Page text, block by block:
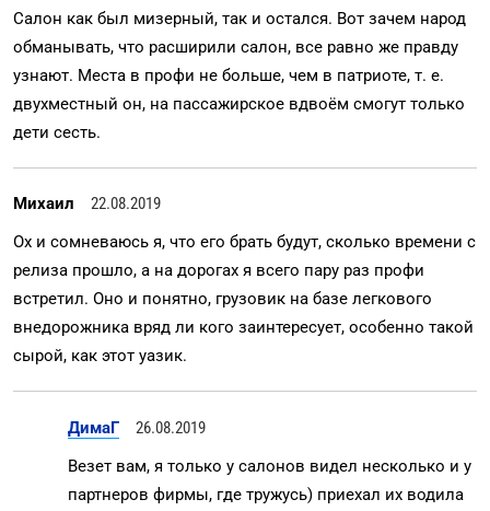
Салон как был мизерный, так и остался. Вот зачем народ
обманывать, что расширили салон, все равно же правду
узнают. Места в профи не больше, чем в патриоте, т. е.
двухместный он, на пассажирское вдвоём смогут только
дети сесть.
Михаил
22.08.2019
Ох и сомневаюсь я, что его брать будут, сколько времени с
релиза прошло, а на дорогах я всего пару раз профи
встретил. Оно и понятно, грузовик на базе легкового
внедорожника вряд ли кого заинтересует, особенно такой
сырой, как этот уазик.
ДимаГ
26.08.2019
Везет вам, я только у салонов видел несколько и у
партнеров фирмы, где тружусь) приехал их водила